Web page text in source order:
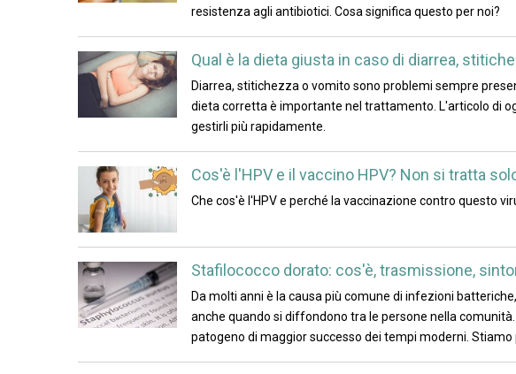
resistenza agli antibiotici. Cosa significa questo per noi?
Qual è la dieta giusta in caso di diarrea,
Diarrea, stitichezza o vomito sono problemi sempre
dieta corretta è importante nel trattamento. L'articolo di
gestirli più rapidamente.
Cos'è l'HPV e il vaccino HPV? Non si tratta
Che cos'è l'HPV e perché la vaccinazione contro questo
Stafilococco dorato: cos'è, trasmissione,
Da molti anni è la causa più comune di infezioni
anche quando si diffondono tra le persone nella
patogeno di maggior successo dei tempi moderni.